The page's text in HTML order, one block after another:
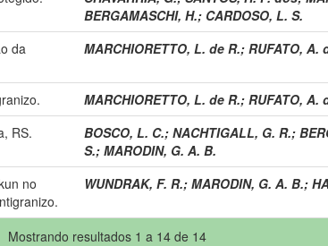
BERGAMASCHI, H.; CARDOSO, L. S.
da
MARCHIORETTO, L. de R.; RUFATO, A.
MARCHIORETTO, L. de R.; RUFATO, A.
RS. BOSCO, L. C.; NACHTIGALL, G. R.;
S.; MARODIN, G. A. B.
no
WUNDRAK, F. R.; MARODIN, G. A. B.;
Mostrando resultados 1 a 14 de 14